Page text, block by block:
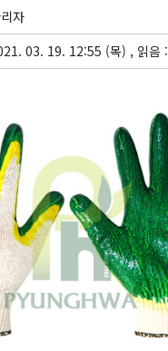
자
03. 19. 12:55 (목) , 읽음 :